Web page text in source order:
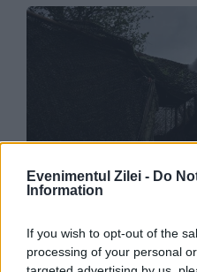
Evenimentul Zilei - Do
Information
If you wish to opt-out of the
processing of your personal
împotriva industriei